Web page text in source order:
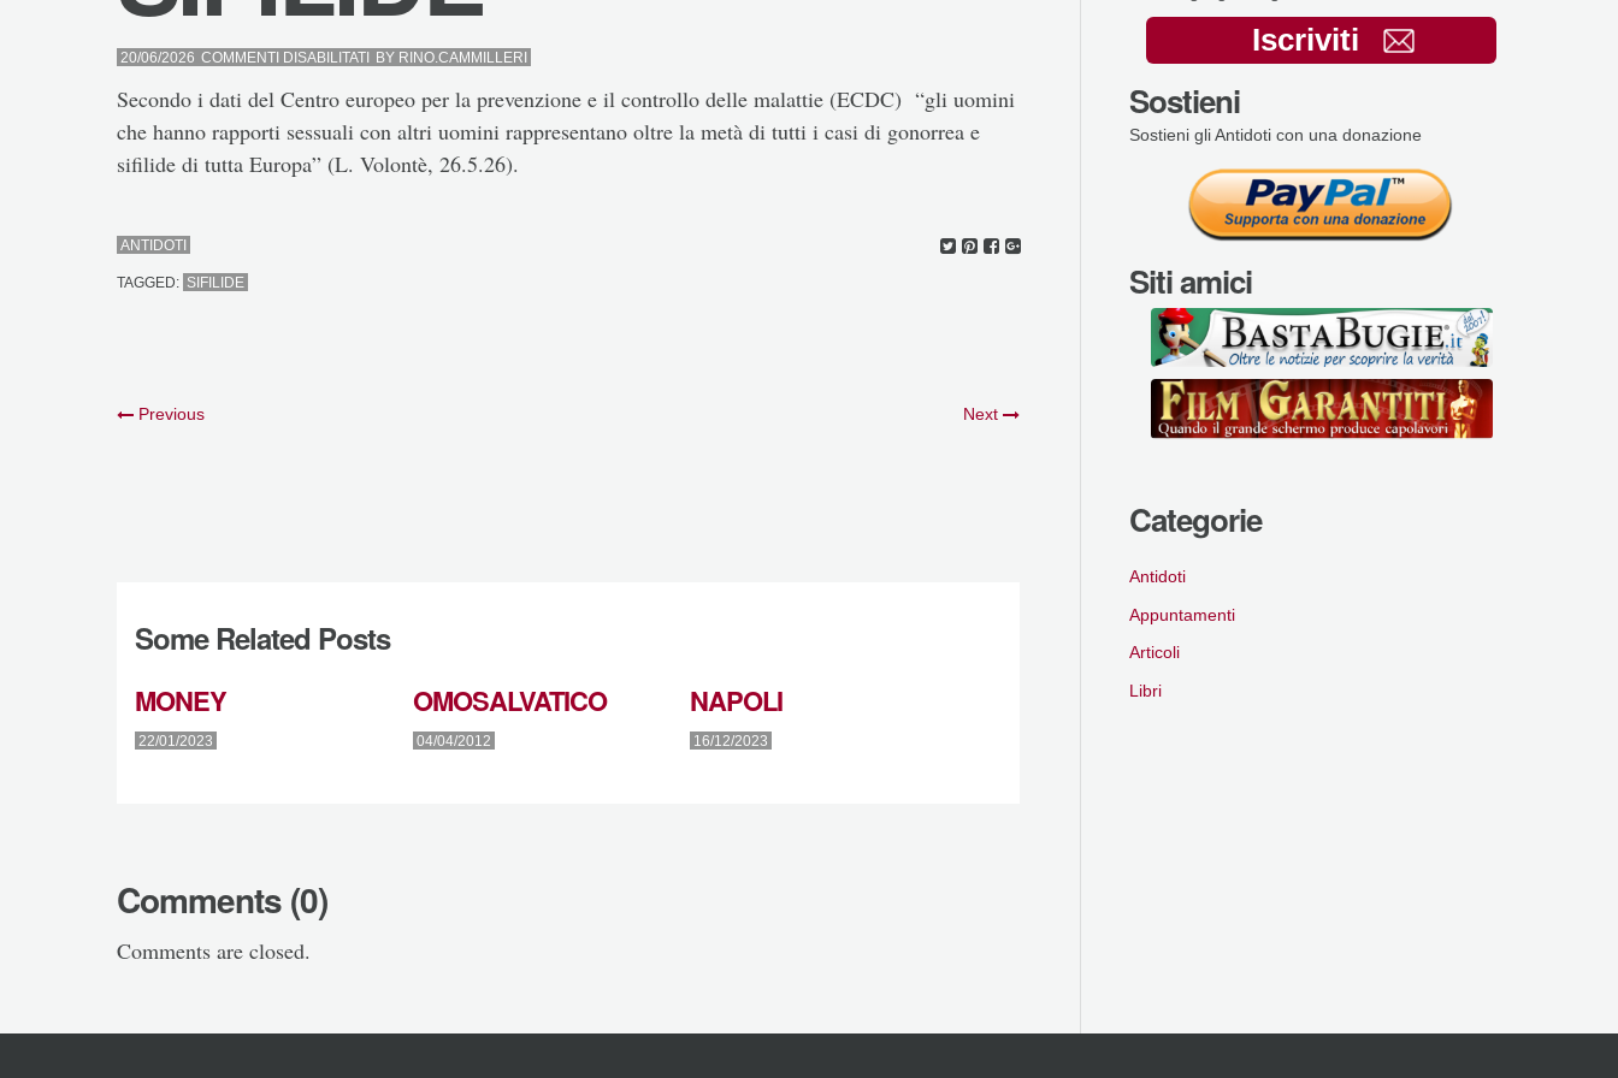
20/06/2026 COMMENTI DISABILITATISUBY RINO.CAMMILLERI
Secondo i dati del Centro europeo per la prevenzione e il controllo delle malattie (ECDC) “gli uomini
che hanno rapporti sessuali con altri uomini rappresentano oltre la metà di tutti i casi di gonorrea e
sifilide di tutta Europa” (L. Volontè, 26.5.26).
ANTIDOTI
TAGGED: SIFILIDE
Previous Next
Some Related Posts
MONEY
22/01/2023
OMOSALVATICO
04/04/2012
NAPOLI
16/12/2023
Comments (0)
Comments are closed.
Iscriviti
Sostieni
Sostieni gli Antidoti con una donazione
Siti amici
Categorie
Antidoti
Appuntamenti
Articoli
Libri